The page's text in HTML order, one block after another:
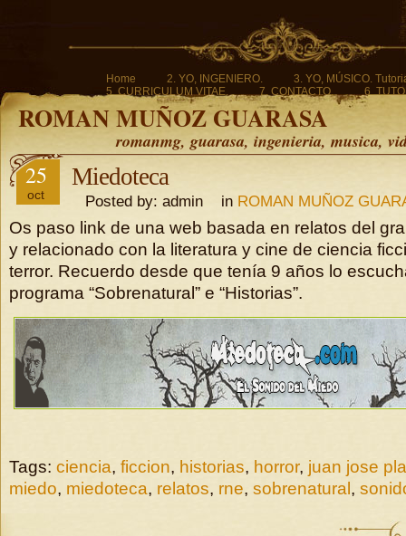
Home 2. YO, INGENIERO.
3. YO, MÚSICO.
5. CURRICULUM VITAE.
7. CONTACTO. 6.
ROMAN MUÑOZ GUARASA
romanmg, guarasa, ingenieria, musica,
25
oct
Miedoteca
Posted by: admin in ROMAN MUÑOZ
Os paso link de una web basada en relatos del
y relacionado con la literatura y cine de ciencia
terror. Recuerdo desde que tenía 9 años lo
programa “Sobrenatural” e “Historias”.
Tags: ciencia, ficcion, historias, horror, juan jose
miedo, miedoteca, relatos, rne, sobrenatural ,